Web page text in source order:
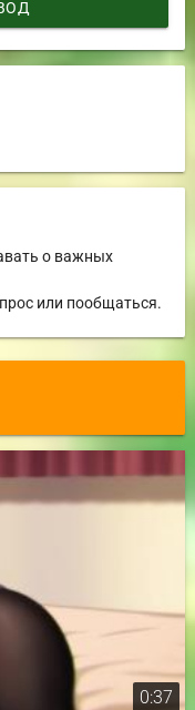
о важных
или пообщаться.
0:37